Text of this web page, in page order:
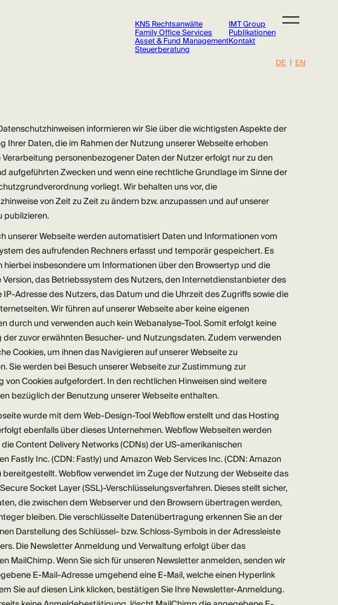
KNS Rechtsanwälte
Family Office Services
Asset & Fund Management
Steuerberatung
IMT Group
Publikationen
Kontakt
DE
EN
Family Office
Asset & Fund
Family Office
Asset & Fund
informieren wir Sie über die wichtigsten Aspekte der
Ihrer Daten, die im Rahmen der Nutzung unserer Webseite erhoben
Verarbeitung personenbezogener Daten der Nutzer erfolgt nur zu den
aufgeführten Zwecken und wenn eine rechtliche Grundlage im Sinne der
vorliegt. Wir behalten uns vor, die
von Zeit zu Zeit zu ändern bzw. anzupassen und auf unserer
publizieren.
unserer Webseite werden automatisiert Daten und Informationen vom
des aufrufenden Rechners erfasst und temporär gespeichert. Es
hierbei insbesondere um Informationen über den Browsertyp und die
das Betriebssystem des Nutzers, den Internetdienstanbieter des
IP-Adresse des Nutzers, das Datum und die Uhrzeit des Zugriffs sowie die
Wir führen auf unserer Webseite aber keine eigenen
durch und verwenden auch kein Webanalyse-Tool. Somit erfolgt keine
der zuvor erwähnten Besucher- und Nutzungsdaten. Zudem verwenden
Cookies, um ihnen das Navigieren auf unserer Webseite zu
Sie werden bei Besuch unserer Webseite zur Zustimmung zur
von Cookies aufgefordert. In den rechtlichen Hinweisen sind weitere
bezüglich der Benutzung unserer Webseite enthalten.
wurde mit dem Web-Design-Tool Webflow erstellt und das Hosting
ebenfalls über dieses Unternehmen. Webflow Webseiten werden
Content Delivery Networks (CDNs) der US-amerikanischen
Fastly Inc. (CDN: Fastly) und Amazon Web Services Inc. (CDN: Amazon
bereitgestellt. Webflow verwendet im Zuge der Nutzung der Webseite das
Socket Layer (SSL)-Verschlüsselungsverfahren. Dieses stellt sicher,
die zwischen dem Webserver und den Browsern übertragen werden,
bleiben. Die verschlüsselte Datenübertragung erkennen Sie an der
Darstellung des Schlüssel- bzw. Schloss-Symbols in der Adressleiste
Die Newsletter Anmeldung und Verwaltung erfolgt über das
MailChimp. Wenn Sie sich für unseren Newsletter anmelden, senden wir
E-Mail-Adresse umgehend eine E-Mail, welche einen Hyperlink
Sie auf diesen Link klicken, bestätigen Sie Ihre Newsletter-Anmeldung.